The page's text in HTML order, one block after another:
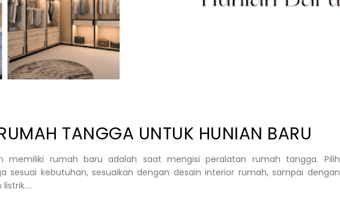
TANGGA UNTUK HUNIAN BARU
memiliki rumah baru adalah saat mengisi peralatan rumah tangga. Pilih
sesuai kebutuhan, sesuaikan dengan desain interior rumah, sampai dengan